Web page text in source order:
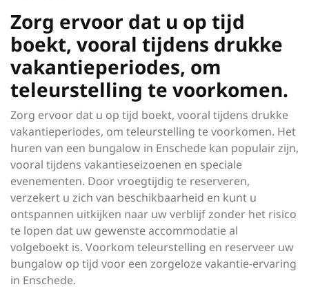
Zorg ervoor dat u op tijd
boekt, vooral tijdens drukke
vakantieperiodes, om
teleurstelling te voorkomen.
Zorg ervoor dat u op tijd boekt, vooral tijdens drukke
vakantieperiodes, om teleurstelling te voorkomen. Het
huren van een bungalow in Enschede kan populair zijn,
vooral tijdens vakantieseizoenen en speciale
evenementen. Door vroegtijdig te reserveren,
verzekert u zich van beschikbaarheid en kunt u
ontspannen uitkijken naar uw verblijf zonder het risico
te lopen dat uw gewenste accommodatie al
volgeboekt is. Voorkom teleurstelling en reserveer uw
bungalow op tijd voor een zorgeloze vakantie-ervaring
in Enschede.